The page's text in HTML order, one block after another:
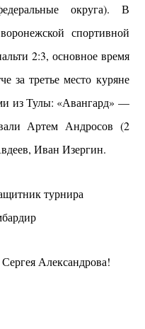
округа). В
спортивной
2:3, основное время
за третье место куряне
из Тулы: «Авангард» —
Артем Андросов (2
Иван Изергин.
турнира
Александрова!